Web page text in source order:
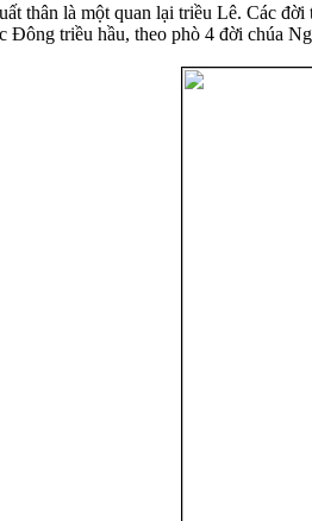
thân là một quan lại triều Lê. Các
Đông triều hầu, theo phò 4 đời chúa